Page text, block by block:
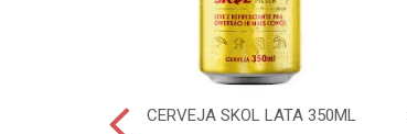
CERVEJA SKOL LATA 350ML